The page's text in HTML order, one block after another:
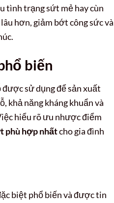
tình trạng sứt mẻ hay cùn
hơn, giảm bớt công sức và
biến
sử dụng để sản xuất
khả năng kháng khuẩn và
hiểu rõ ưu nhược điểm
phù hợp nhấtcho gia đình
biệt phổ biến và được tin